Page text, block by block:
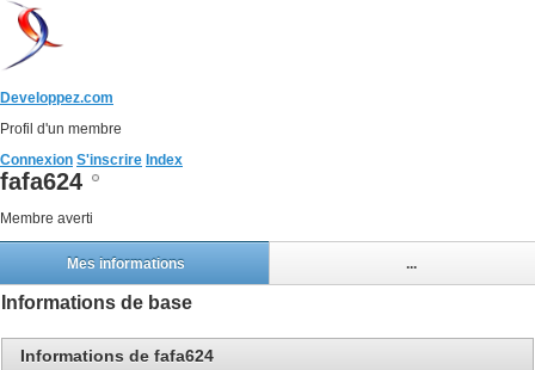
Developpez.com
Profil d'un membre
Connexion S'inscrire Index
fafa624
Membre averti
Mes informations ...
Informations de base
Informations de fafa624